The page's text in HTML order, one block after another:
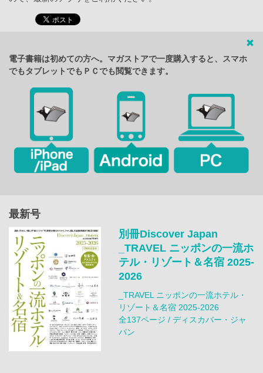
電子書籍は初めての方へ。マガストアで一度購入すると、スマホ
でもタブレットでもＰＣでも閲覧できます。
最新号
別冊Discover Japan
_TRAVEL ニッポンの一流ホ
テル・リゾート＆名宿 2025-
2026
_TRAVEL ニッポンの一流ホテル・
リゾート＆名宿 2025-2026
全137ページ / ディスカバー・ジャ
パン